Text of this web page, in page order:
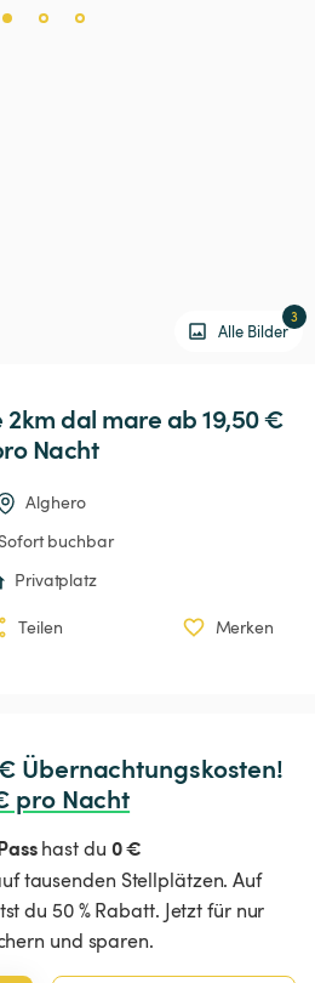
Alle Bilder
3
2kmdal mare ab 19,50 €
Nacht
Alghero
buchbar
Privatplatz
Teilen Merken
pro Nacht
hast du 0 €
tausenden Stellplätzen. Auf
du 50 % Rabatt. Jetzt für nur
und sparen.